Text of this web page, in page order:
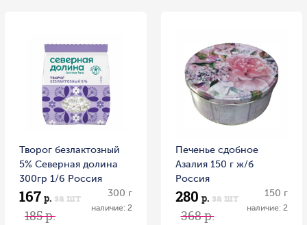
Творог безлактозный
5% Северная долина
300гр 1/6 Россия
167 р. за шт
185 р.
300 г
наличие: 2
Печенье сдобное
Азалия 150 г ж/б
Россия
280 р. за шт
368 р.
150 г
наличие: 2